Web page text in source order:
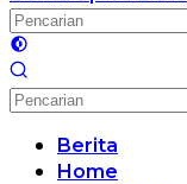
Berita
Home